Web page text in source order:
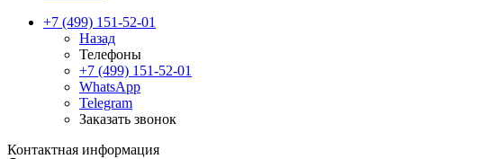
+7 (499) 151-52-01
Назад
Телефоны
+7 (499) 151-52-01
WhatsApp
Telegram
Заказать звонок
Контактная информация